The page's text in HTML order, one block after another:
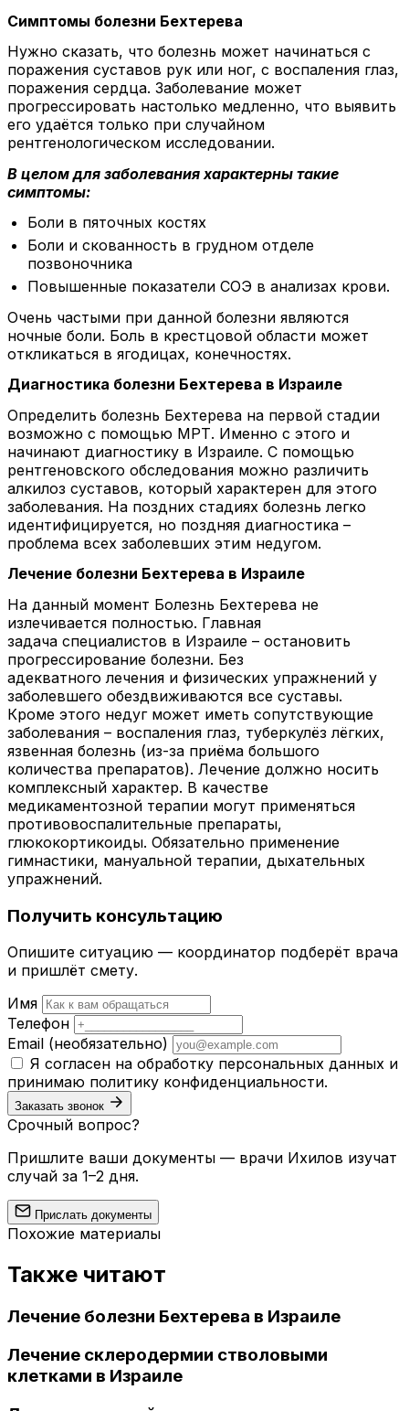
Симптомы болезни Бехтерева
Нужно сказать, что болезнь может начинаться с
поражения суставов рук или ног, с воспаления глаз,
поражения сердца. Заболевание может
прогрессировать настолько медленно, что выявить
его удаётся только при случайном
рентгенологическом исследовании.
В целом для заболевания характерны такие
симптомы:
Боли в пяточных костях
Боли и скованность в грудном отделе
позвоночника
Повышенные показатели СОЭ в анализах крови.
Очень частыми при данной болезни являются
ночные боли. Боль в крестцовой области может
откликаться в ягодицах, конечностях.
Диагностика болезни Бехтерева в Израиле
Определить болезнь Бехтерева на первой стадии
возможно с помощью МРТ. Именно с этого и
начинают диагностику в Израиле. С помощью
рентгеновского обследования можно различить
алкилоз суставов, который характерен для этого
заболевания. На поздних стадиях болезнь легко
идентифицируется, но поздняя диагностика –
проблема всех заболевших этим недугом.
Лечение болезни Бехтерева в Израиле
На данный момент Болезнь Бехтерева не
излечивается полностью. Главная
задача специалистов в Израиле – остановить
прогрессирование болезни. Без
адекватного лечения и физических упражнений у
заболевшего обездвиживаются все суставы.
Кроме этого недуг может иметь сопутствующие
заболевания – воспаления глаз, туберкулёз лёгких,
язвенная болезнь (из-за приёма большого
количества препаратов). Лечение должно носить
комплексный характер. В качестве
медикаментозной терапии могут применяться
противовоспалительные препараты,
глюкокортикоиды. Обязательно применение
гимнастики, мануальной терапии, дыхательных
упражнений.
Получить консультацию
Опишите ситуацию — координатор подберёт врача
и пришлёт смету.
Имя
Телефон
Email (необязательно)
Я согласен на обработку персональных данных и
принимаю политику конфиденциальности.
Заказать звонок
Срочный вопрос?
Пришлите ваши документы — врачи Ихилов изучат
случай за 1–2 дня.
Прислать документы
Похожие материалы
Также читают
Лечение болезни Бехтерева в Израиле
Лечение склеродермии стволовыми
клетками в Израиле